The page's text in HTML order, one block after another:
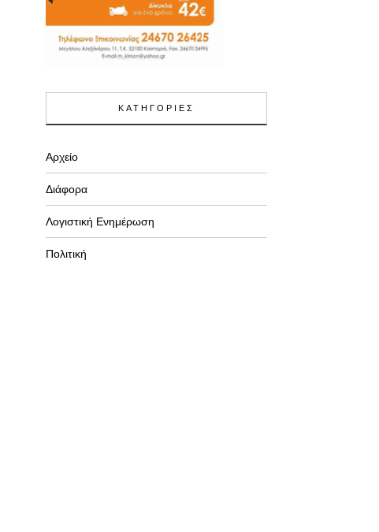
ΚΑΤΗΓΟΡΙΕΣ
Αρχείο
Διάφορα
Λογιστική Ενημέρωση
Πολιτική